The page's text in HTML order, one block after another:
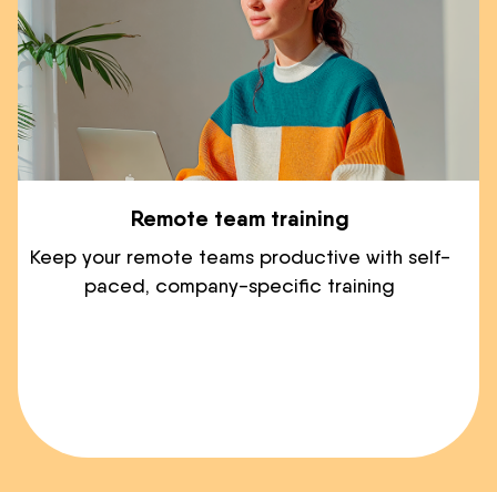
Remote team training
Keep your remote teams productive with self-
paced, company-specific training